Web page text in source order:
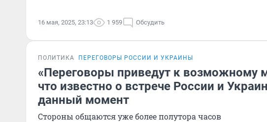
16 мая, 2025, 23:13 1 959 Обсудить
ПОЛИТИКА ПЕРЕГОВОРЫ РОССИИ И УКРАИНЫ
«Переговоры приведут к возможному
что известно о встрече России и
данный момент
Стороны общаются уже более полутора часов